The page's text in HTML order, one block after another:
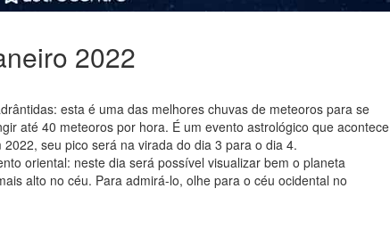
2022
esta é uma das melhores chuvas de meteoros para se
até 40 meteoros por hora. É um evento astrológico que acontece
seu pico será na virada do dia 3 para o dia 4.
oriental: neste dia será possível visualizar bem o planeta
alto no céu. Para admirá-lo, olhe para o céu ocidental no